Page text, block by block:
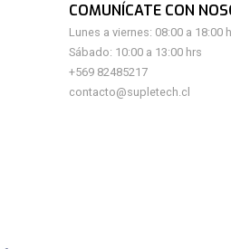
COMUNÍCATE CON
Lunes a viernes: 08:00 a 18:00
Sábado: 10:00 a 13:00 hrs
+569 82485217
contacto@supletech.cl